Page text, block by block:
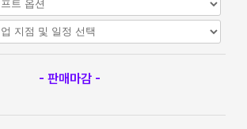
- 판매마감 -